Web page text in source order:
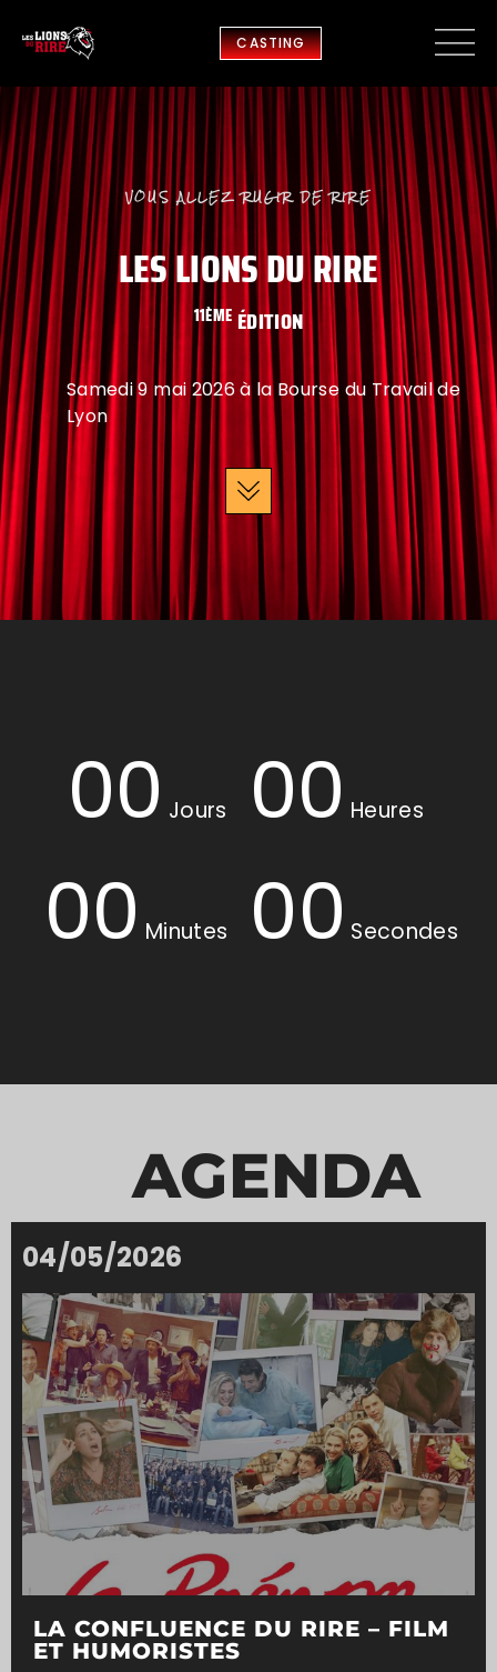
CASTING
VOUS ALLEZ RUGIR DE RIRE
LES LIONS DU RIRE
11ÈME ÉDITION
Samedi 9 mai 2026 à la Bourse du Travail de
Lyon
00 Jours 00 Heures
00 Minutes 00 Secondes
AGENDA
04/05/2026
LA CONFLUENCE DU RIRE – FILM
ET HUMORISTES